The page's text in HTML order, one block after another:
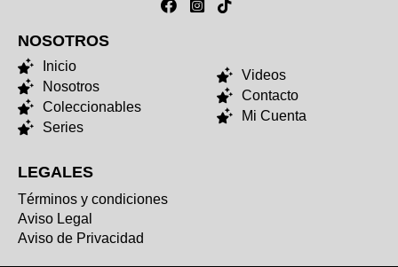
NOSOTROS
Inicio
Nosotros
Coleccionables
Series
Videos
Contacto
Mi Cuenta
LEGALES
Términos y condiciones
Aviso Legal
Aviso de Privacidad